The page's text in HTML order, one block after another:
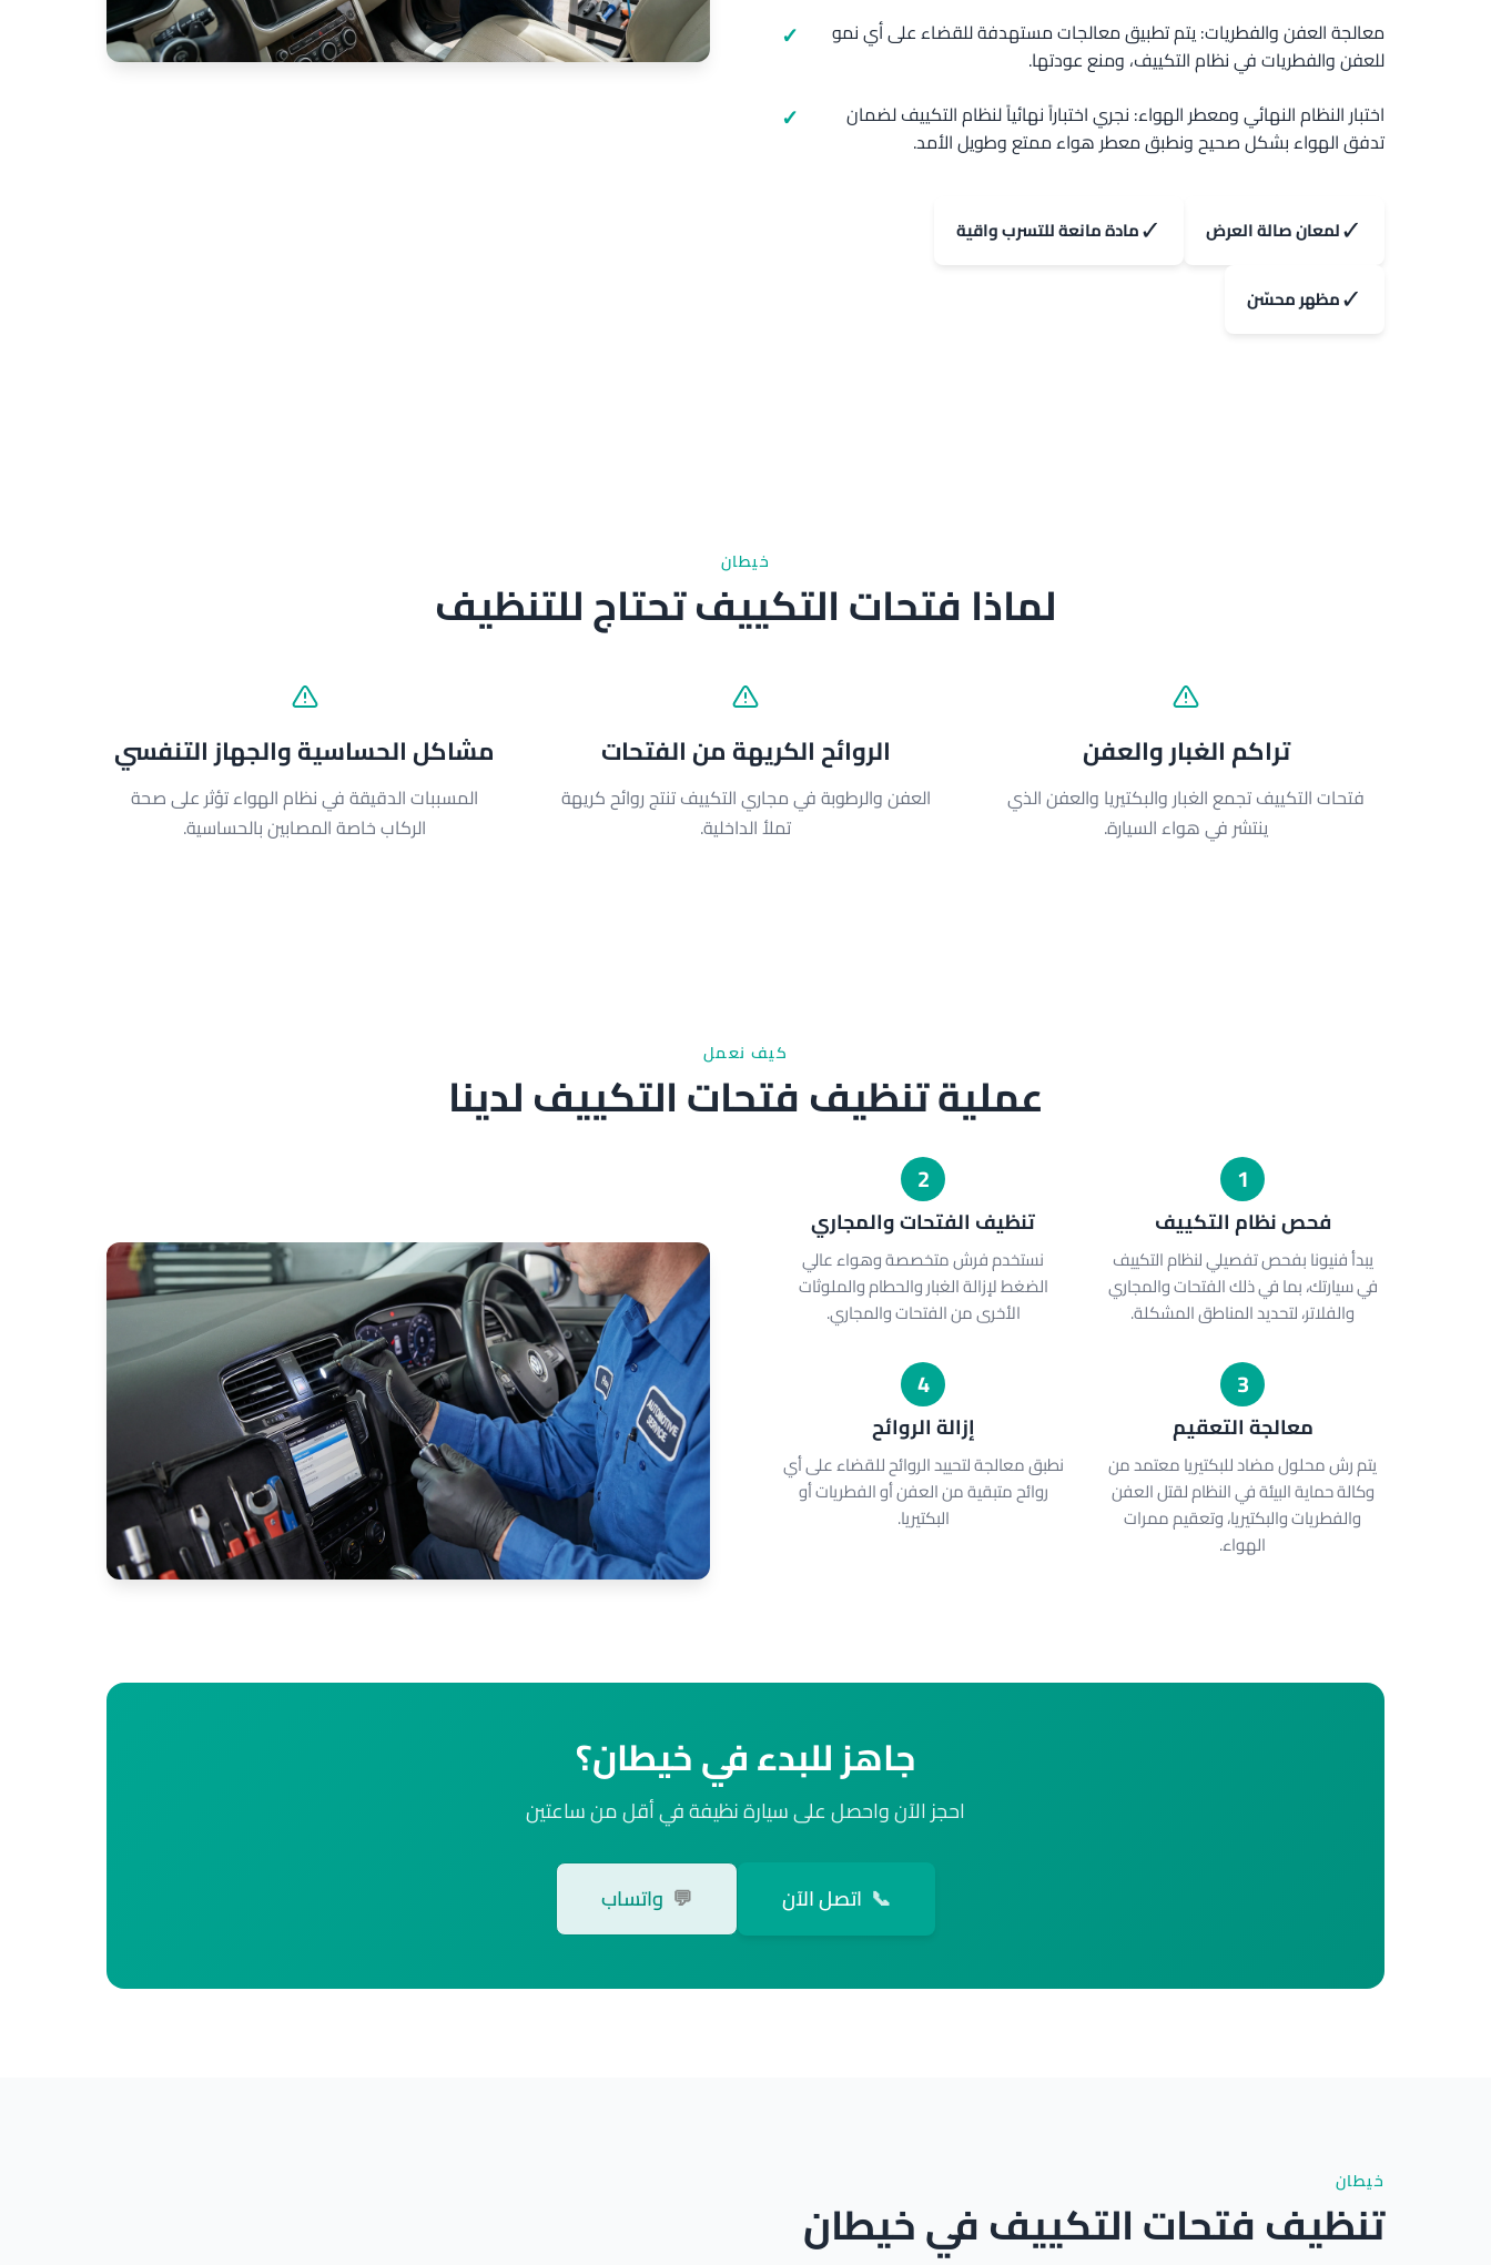
معالجة العفن والفطريات: يتم تطبيق معالجات مستهدفة للقضاء على أي نمو
للعفن والفطريات في نظام التكييف، ومنع عودتها.
اختبار النظام النهائي ومعطر الهواء: نجري اختباراً نهائياً لنظام التكييف لضمان
تدفق الهواء بشكل صحيح ونطبق معطر هواء ممتع وطويل الأمد.
✓لمعان صالة العرض ✓مادة مانعة للتسرب واقية
✓مظهر محسّن
خيطان
لماذا فتحات التكييف تحتاج للتنظيف
تراكم الغبار والعفن
فتحات التكييف تجمع الغبار والبكتيريا والعفن الذي
ينتشر في هواء السيارة.
الروائح الكريهة من الفتحات
العفن والرطوبة في مجاري التكييف تنتج روائح كريهة
تملأ الداخلية.
مشاكل الحساسية والجهاز التنفسي
المسببات الدقيقة في نظام الهواء تؤثر على صحة
الركاب خاصة المصابين بالحساسية.
كيف نعمل
عملية تنظيف فتحات التكييف لدينا
1
فحص نظام التكييف
يبدأ فنيونا بفحص تفصيلي لنظام التكييف
في سيارتك، بما في ذلك الفتحات والمجاري
والفلاتر، لتحديد المناطق المشكلة.
2
تنظيف الفتحات والمجاري
نستخدم فرش متخصصة وهواء عالي
الضغط لإزالة الغبار والحطام والملوثات
الأخرى من الفتحات والمجاري.
3
معالجة التعقيم
يتم رش محلول مضاد للبكتيريا معتمد من
وكالة حماية البيئة في النظام لقتل العفن
والفطريات والبكتيريا، وتعقيم ممرات
الهواء.
4
إزالة الروائح
نطبق معالجة لتحييد الروائح للقضاء على أي
روائح متبقية من العفن أو الفطريات أو
البكتيريا.
جاهز للبدء في خيطان؟
احجز الآن واحصل على سيارة نظيفة في أقل من ساعتين
📞 اتصل الآن 💬 واتساب
خيطان
تنظيف فتحات التكييف في خيطان